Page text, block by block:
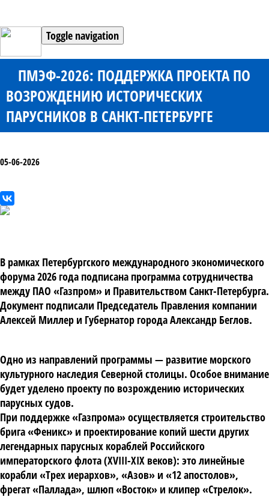
Toggle navigation
ПМЭФ-2026: ПОДДЕРЖКА ПРОЕКТА ПО
ВОЗРОЖДЕНИЮ ИСТОРИЧЕСКИХ
ПАРУСНИКОВ В САНКТ-ПЕТЕРБУРГЕ
05-06-2026
В рамках Петербургского международного экономического
форума 2026 года подписана программа сотрудничества
между ПАО «Газпром» и Правительством Санкт-Петербурга.
Документ подписали Председатель Правления компании
Алексей Миллер и Губернатор города Александр Беглов.
Одно из направлений программы — развитие морского
культурного наследия Северной столицы. Особое внимание
будет уделено проекту по возрождению исторических
парусных судов.
При поддержке «Газпрома» осуществляется строительство
брига «Феникс» и проектирование копий шести других
легендарных парусных кораблей Российского
императорского флота (XVIII-XIX веков): это линейные
корабли «Трех иерархов», «Азов» и «12 апостолов»,
фрегат «Паллада», шлюп «Восток» и клипер «Стрелок».